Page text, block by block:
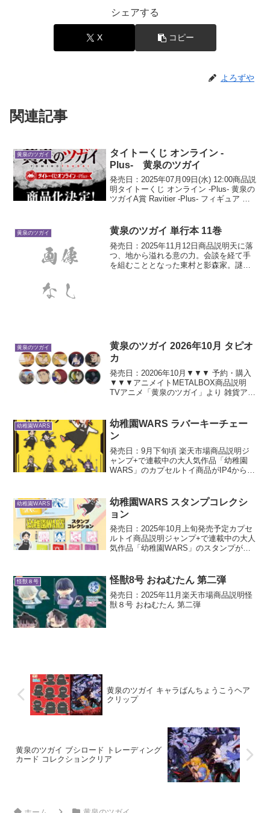
シェアする
X コピー
よろずや
関連記事
黄泉のツガイ
タイトーくじ オンライン -
Plus- 黄泉のツガイ
発売日：2025年07月09日(水) 12:00商品説
明タイトーくじ オンライン -Plus- 黄泉の
ツガイA賞 Ravitier -Plus- フィギュア ガ
黄泉のツガイ 黄泉のツガイ 単行本 11巻
発売日：2025年11月12日商品説明天に落
つ、地から溢れる意の力。会談を経て手
を組むこととなった東村と影森家。謎多
黄泉のツガイ
黄泉のツガイ 2026年10月 タピオ
カ
発売日：20206年10月▼▼▼ 予約・購入
▼▼▼アニメイトMETALBOX商品説明
TVアニメ「黄泉のツガイ」より 雑貨アイ
替わる綺麗なオーロラ加工入りクリアカ
ー...
幼稚園WARS
幼稚園WARS ラバーキーチェー
ン
発売日：9月下旬頃 楽天市場商品説明ジ
ャンプ+で連載中の大人気作品「幼稚園
WARS」のカプセルトイ商品がIP4から初
幼稚園WARS
幼稚園WARS スタンプコレクシ
ョン
発売日：2025年10月上旬発売予定カプセ
ルトイ商品説明ジャンプ+で連載中の大人
気作品「幼稚園WARS」のスタンプが登
怪獣８号 怪獣8号 おねむたん 第二弾
発売日：2025年11月楽天市場商品説明怪
獣８号 おねむたん 第二弾
黄泉のツガイ キャラばんちょうこうヘア
クリップ
黄泉のツガイ ブシロード トレーディング
カード コレクションクリア